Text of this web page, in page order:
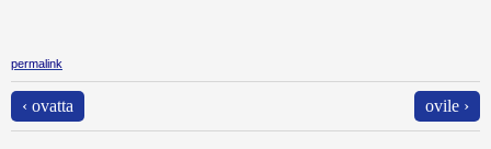
permalink
‹ ovatta ovile ›